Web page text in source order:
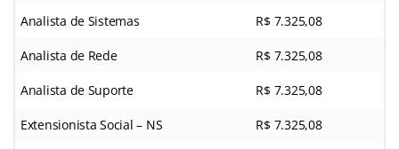
Analista de Sistemas R$ 7.325,08
Analista de Rede R$ 7.325,08
Analista de Suporte R$ 7.325,08
Extensionista Social – NS R$ 7.325,08